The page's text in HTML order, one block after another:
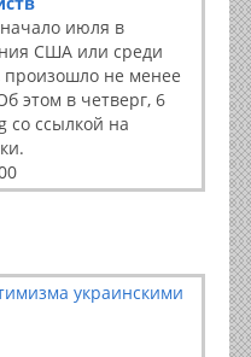
июля в
США или среди
произошло не менее
этом в четверг, 6
со ссылкой на
украинскими